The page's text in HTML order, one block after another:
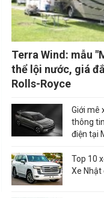
Terra Wind: mẫu
thể lội nước, giá
Rolls-Royce
Giới mê
thông
điện tại
Top 10
Xe Nhật